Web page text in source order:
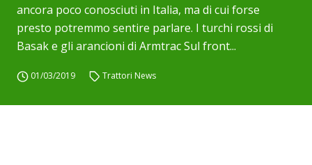
ancora poco conosciuti in Italia, ma di cui forse
presto potremmo sentire parlare. I turchi rossi di
Basak e gli arancioni di Armtrac Sul front...
01/03/2019 Trattori News